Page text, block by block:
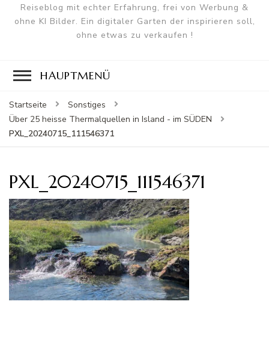
Reiseblog mit echter Erfahrung, frei von Werbung &
ohne KI Bilder. Ein digitaler Garten der inspirieren soll,
ohne etwas zu verkaufen !
HAUPTMENÜ
Startseite
Sonstiges
Über 25 heisse Thermalquellen in Island - im SÜDEN
PXL_20240715_111546371
PXL_20240715_111546371